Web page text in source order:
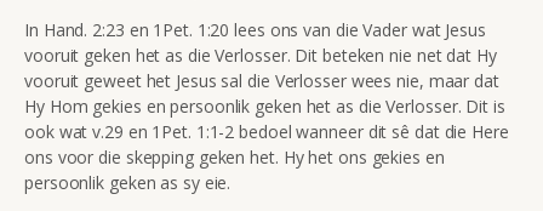
In Hand. 2:23 en 1Pet. 1:20 lees ons van die Vader wat Jesus
vooruit geken het as die Verlosser. Dit beteken nie net dat Hy
vooruit geweet het Jesus sal die Verlosser wees nie, maar dat
Hy Hom gekies en persoonlik geken het as die Verlosser. Dit is
ook wat v.29 en 1Pet. 1:1-2 bedoel wanneer dit sê dat die Here
ons voor die skepping geken het. Hy het ons gekies en
persoonlik geken as sy eie.